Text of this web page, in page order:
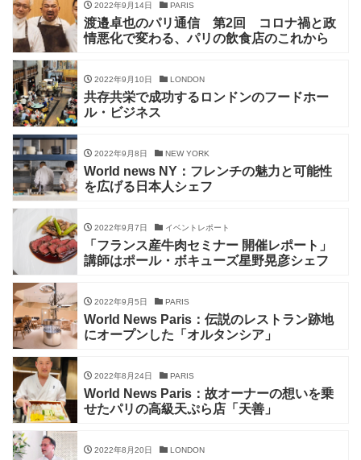
2022年9月14日 PARIS
渡邉卓也のパリ通信 第2回 コロナ禍と政
情悪化で変わる、パリの飲食店のこれから
2022年9月10日 LONDON
共存共栄で成功するロンドンのフードホー
ル・ビジネス
2022年9月8日 NEW YORK
World news NY：フレンチの魅力と可能性
を広げる日本人シェフ
2022年9月7日 イベントレポート
「フランス産牛肉セミナー 開催レポート」
講師はポール・ボキューズ星野晃彦シェフ
2022年9月5日 PARIS
World News Paris：伝説のレストラン跡地
にオープンした「オルタンシア」
2022年8月24日 PARIS
World News Paris：故オーナーの想いを乗
せたパリの高級天ぷら店「天善」
2022年8月20日 LONDON